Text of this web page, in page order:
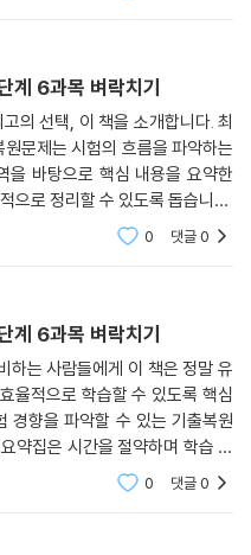
계 6과목 벼락치기
의 선택, 이 책을 소개합니다. 최
문제는 시험의 흐름을 파악하는
을 바탕으로 핵심 내용을 요약한
으로 정리할 수 있도록 돕습니다.
익히고, 부족한 부분을 보완하여
0 댓글0
계 6과목 벼락치기
하는 사람들에게 이 책은 정말 유
율적으로 학습할 수 있도록 핵심
경향을 파악할 수 있는 기출복원
약집은 시간을 절약하며 학습 효
히 최종모의고사는 실전 감각을
0 댓글0